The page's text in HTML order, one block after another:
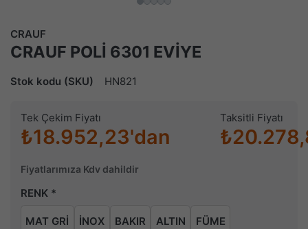
CRAUF
CRAUF POLİ 6301 EVİYE
Stok kodu (SKU) HN821
Tek Çekim Fiyatı
₺18.952,23'dan
Taksitli Fiyatı
Fiyatlarımıza Kdv dahildir
RENK
MAT GRİ İNOX BAKIR ALTIN FÜME